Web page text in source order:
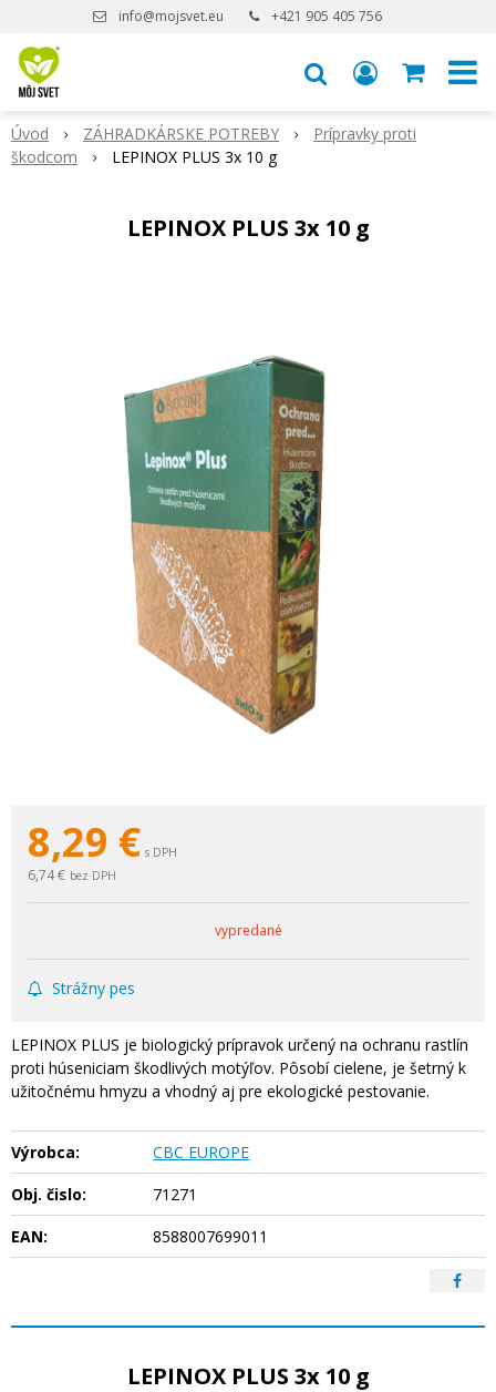
info@mojsvet.eu +421 905 405 756
Úvod ZÁHRADKÁRSKE POTREBY
Prípravky proti
škodcom
LEPINOX PLUS 3x 10 g
LEPINOX PLUS 3x 10 g
8,29 € s DPH
6,74 € bez DPH
vypredané
Strážny pes
LEPINOX PLUS je biologický prípravok určený na ochranu rastlín
proti húseniciam škodlivých motýľov. Pôsobí cielene, je šetrný k
užitočnému hmyzu a vhodný aj pre ekologické pestovanie.
Výrobca:
CBC EUROPE
Obj. čislo:
71271
EAN:
8588007699011
LEPINOX PLUS 3x 10 g